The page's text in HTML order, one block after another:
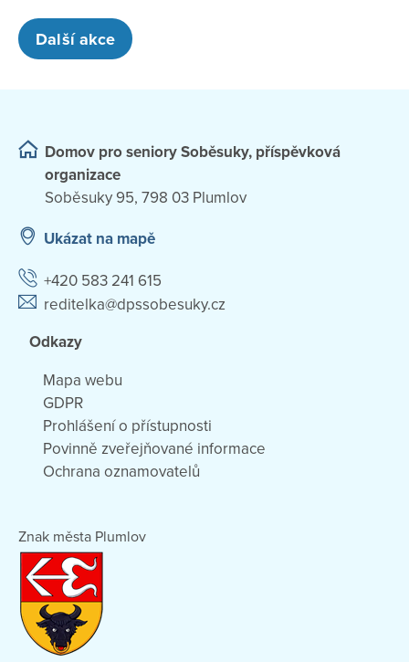
Další akce
Domov pro seniory Soběsuky, příspěvková
organizace
Soběsuky 95, 798 03 Plumlov
Ukázat na mapě
+420 583 241 615
reditelka@dpssobesuky.cz
Odkazy
Mapa webu
GDPR
Prohlášení o přístupnosti
Povinně zveřejňované informace
Ochrana oznamovatelů
Znak města Plumlov